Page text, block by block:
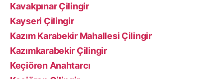
Kavakpınar Çilingir
Kayseri Çilingir
Kazım Karabekir Mahallesi Çilingir
Kazımkarabekir Çilingir
Keçiören Anahtarcı